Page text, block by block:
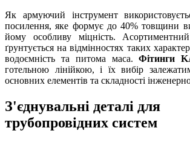
Як армуючий інструмент
посилення, яке формує до 40% товщини
йому особливу міцність.
ґрунтується на відмінностях таких
водоємність та питома маса.Фітинги
готельною лінійкою, і їх вибір
основних елементів та складності
З'єднувальні деталі для
трубопровідних систем